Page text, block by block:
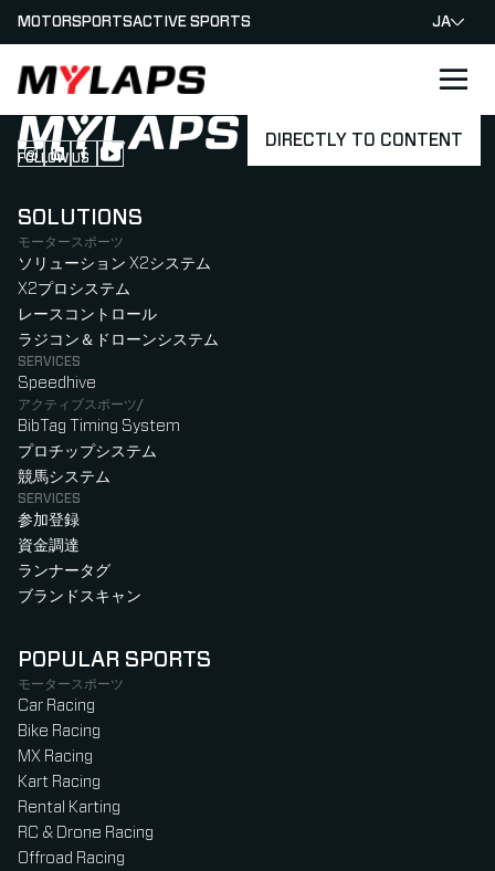
DIRECTLY TO CONTENT
LOGO MYLAPS - JAPAN
MOTORSPORTSACTIVE SPORTS JA
FOLLOW US
Follow us on Instagram (Opens in new tab)
Follow us on LinkedIn (Opens in new tab)
Follow us on Facebook (Opens in new tab)
Follow us on YouTube (Opens in new tab)
SOLUTIONS
モータースポーツ
ソリューション X2システム
X2プロシステム
レースコントロール
ラジコン＆ドローンシステム
SERVICES
Speedhive
アクティブスポーツ/
BibTag Timing System
プロチップシステム
競馬システム
SERVICES
参加登録
資金調達
ランナータグ
ブランドスキャン
POPULAR SPORTS
モータースポーツ
Car Racing
Bike Racing
MX Racing
Kart Racing
Rental Karting
RC & Drone Racing
Offroad Racing